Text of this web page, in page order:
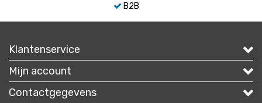
B2B
Klantenservice
Mijn account
Contactgegevens